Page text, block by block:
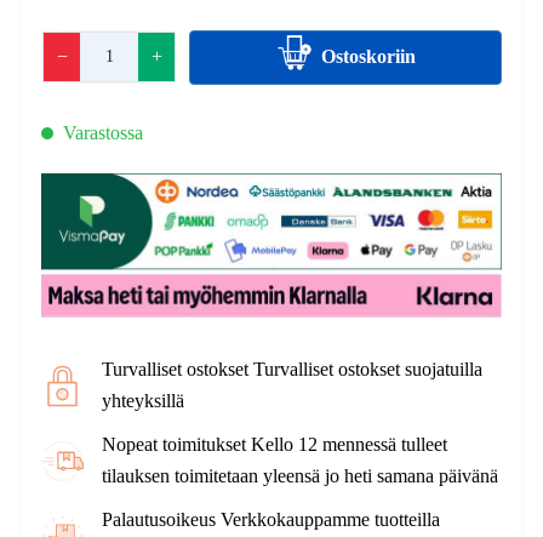
− + Ostoskoriin
Varastossa
Turvalliset ostokset Turvalliset ostokset suojatuilla
yhteyksillä
Nopeat toimitukset Kello 12 mennessä tulleet
tilauksen toimitetaan yleensä jo heti samana päivänä
Palautusoikeus Verkkokauppamme tuotteilla